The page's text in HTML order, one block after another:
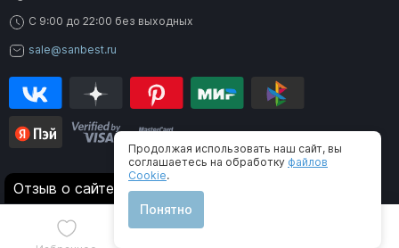
C 9:00 до 22:00 без выходных
sale@sanbest.ru
® 2006-2026 SanBest. Все права защищены
Отзыв о сайте
Продолжая использовать наш сайт, вы
соглашаетесь на обработку файлов
Cookie.
Понятно